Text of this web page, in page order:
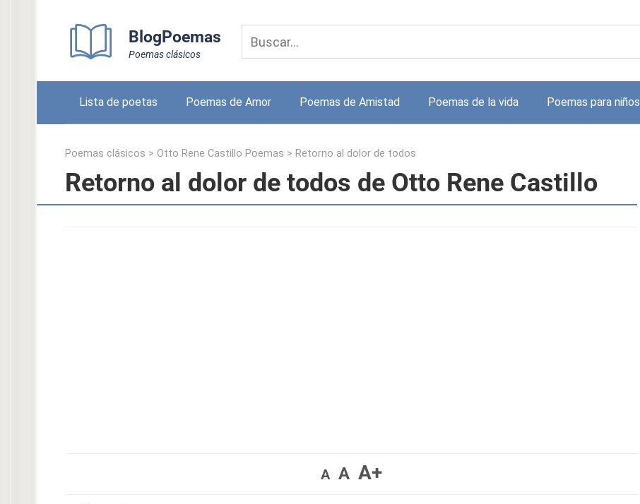
BlogPoemas
Poemas clásicos
Lista de poetas Poemas de Amor Poemas de Amistad Poemas de la vida Poemas para niños
Poemas clásicos > Otto Rene Castillo Poemas > Retorno al dolor de todos
Retorno al dolor de todos de Otto Rene Castillo
A A A+